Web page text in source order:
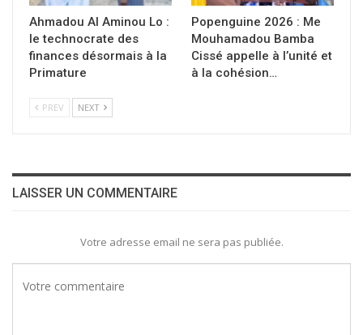
Ahmadou Al Aminou Lo :
le technocrate des
finances désormais à la
Primature
Popenguine 2026 : Me
Mouhamadou Bamba
Cissé appelle à l’unité et
à la cohésion…
PREV NEXT
LAISSER UN COMMENTAIRE
Votre adresse email ne sera pas publiée.